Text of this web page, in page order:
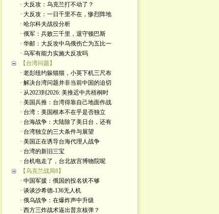
· 大反攻：乌克兰打不动了？
· 大反攻：一日千里不在，惨烈阵地
· 哈尔科夫战役分析
· 俄军：兵败三千里，退守顿巴斯
· 华邮：大反攻中乌俄伤亡为五比一
· 乌军有能力实施大反攻吗
【台湾问题】
· 老彭纽约躲猫猫，小英下机三尺布
· 解决台湾问题并非当前中国的迫切
· 从2023到2026: 美推迟中共梧桐时
· 美国兵推：台湾得靠自己地面作战
· 台湾：美国根本不在乎是否独立
· 台海战争：大陆除了美日台，还有
· 台湾独立的三大条件与展望
· 美国正在诱导台海代理人战争
· 台湾的新旧三宝
· 台机电走了，台北故宫博物院呢
【乌克兰战局8】
· 中国军援：俄国的投名状不够
· 谈谈沙希德-136无人机
· 俄乌战争：在爆炸声中升级
· 西方三炸战术逼出普京核弹？